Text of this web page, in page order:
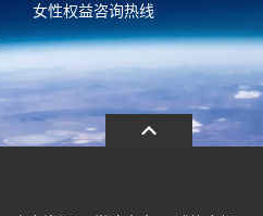
女性权益咨询热线
13486326037